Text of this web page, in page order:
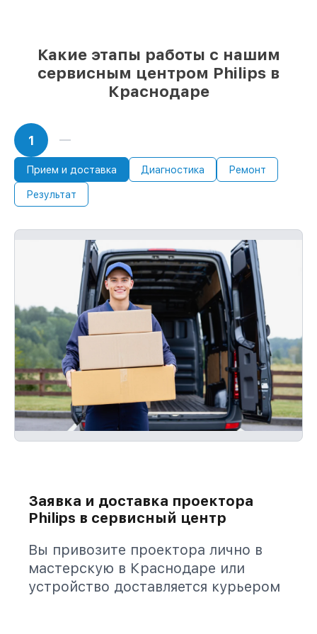
Какие этапы работы с нашим
сервисным центром Philips в
Краснодаре
1
Прием и доставка Диагностика Ремонт
Результат
Заявка и доставка проектора
Philips в сервисный центр
Вы привозите проектора лично в
мастерскую в Краснодаре или
устройство доставляется курьером